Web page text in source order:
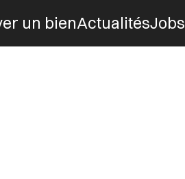
un bienActualitésJobs